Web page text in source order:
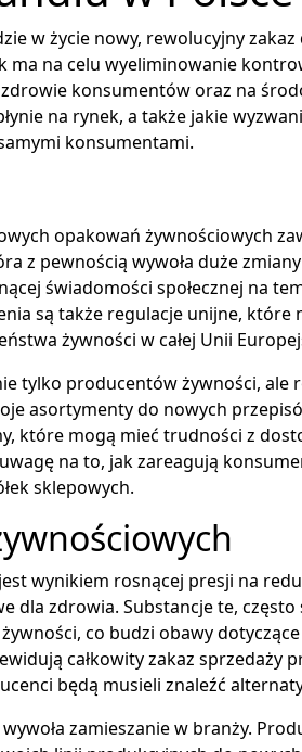
w życie nowy, rewolucyjny
ma na celu wyeliminowanie
konsumentów oraz na
na rynek, a także jakie
konsumentami.
opakowań żywnościowych
z pewnością wywoła duże
świadomości społecznej na
są także regulacje unijne, które
żywności w całej Unii
tylko producentów żywności, ale
asortymenty do nowych
które mogą mieć trudności z
na to, jak zareagują
sklepowych.
wynikiem rosnącej presji na
dla zdrowia. Substancje te,
co budzi obawy dotyczące
całkowity zakaz sprzedaży
będą musieli znaleźć
zamieszanie w branży.